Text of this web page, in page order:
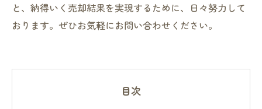
と、納得いく売却結果を実現するために、日々努力して
おります。ぜひお気軽にお問い合わせください。
目次